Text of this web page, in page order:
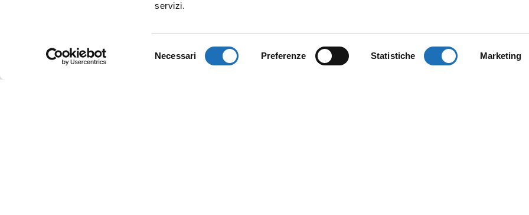
servizi.
Necessari Preferenze Statistiche Marketing